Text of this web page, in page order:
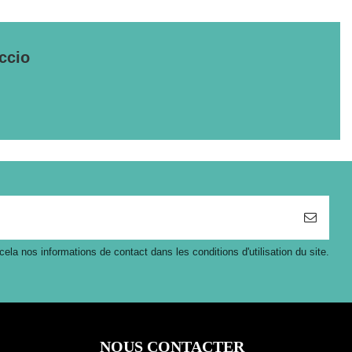
nos informations de contact dans les conditions d'utilisation du site.
NOUS CONTACTER